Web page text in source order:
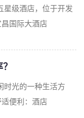
级酒店，位于开发
国际大酒店
时光的一种生活方
便利：酒店